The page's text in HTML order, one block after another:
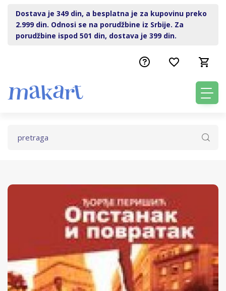
Dostava je 349 din, a besplatna je za kupovinu preko
2.999 din. Odnosi se na porudžbine iz Srbije. Za
porudžbine ispod 501 din, dostava je 399 din.